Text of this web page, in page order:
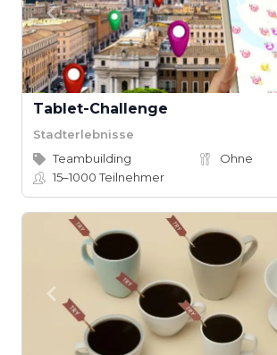
Tablet-Challenge
Stadterlebnisse
Teambuilding
Ohne
15–1000Teilnehmer